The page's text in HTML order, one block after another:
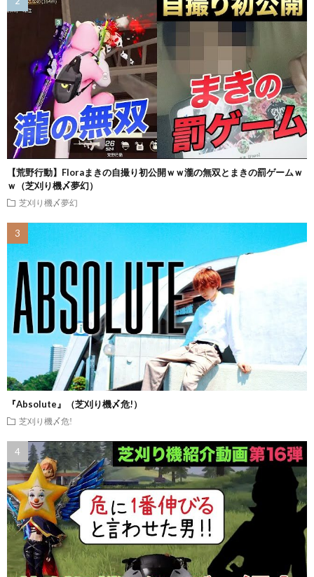
【荒野行動】Floraまきの自撮り初公開ｗｗ瀧の無双とまきの罰ゲームｗ
ｗ（芝刈り機〆夢幻）
芝刈り機〆夢幻
『Absolute』（芝刈り機〆危!）
芝刈り機〆危!